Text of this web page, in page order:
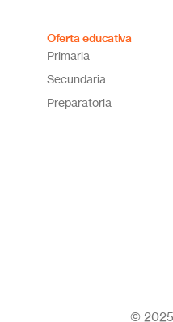
Oferta educativa
Primaria
Secundaria
Preparatoria
© 2025